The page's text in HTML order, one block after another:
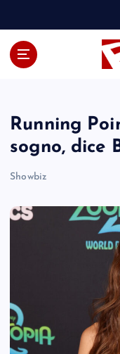
Running
sogno, dice
Showbiz